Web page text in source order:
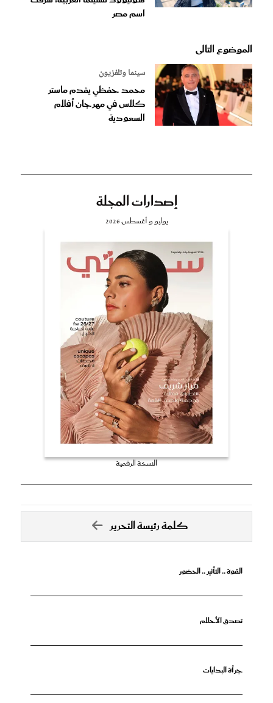
اسم مصر
الموضوع التالى
سينما وتلفزيون
محمد حفظي يقدم ماستر
كلاس في مهرجان أفلام
السعودية
إصدارات المجلة
يوليو و أغسطس 2026
النسخة الرقمية
كلمة رئيسة التحرير
القوة .. التأثير .. الحضور
تصدق الأحلام
جرأة البدايات